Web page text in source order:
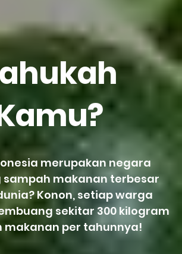
merupakan negara
sampah makanan terbesar
Konon, setiap warga
sekitar 300 kilogram
makanan per tahunnya!